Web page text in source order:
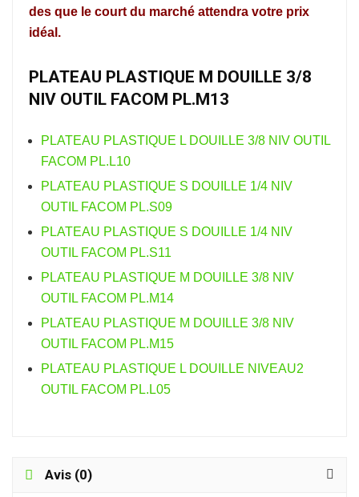
des que le court du marché attendra votre prix
idéal.
PLATEAU PLASTIQUE M DOUILLE 3/8
NIV OUTIL FACOM PL.M13
PLATEAU PLASTIQUE L DOUILLE 3/8 NIV OUTIL
FACOM PL.L10
PLATEAU PLASTIQUE S DOUILLE 1/4 NIV
OUTIL FACOM PL.S09
PLATEAU PLASTIQUE S DOUILLE 1/4 NIV
OUTIL FACOM PL.S11
PLATEAU PLASTIQUE M DOUILLE 3/8 NIV
OUTIL FACOM PL.M14
PLATEAU PLASTIQUE M DOUILLE 3/8 NIV
OUTIL FACOM PL.M15
PLATEAU PLASTIQUE L DOUILLE NIVEAU2
OUTIL FACOM PL.L05
Avis (0)